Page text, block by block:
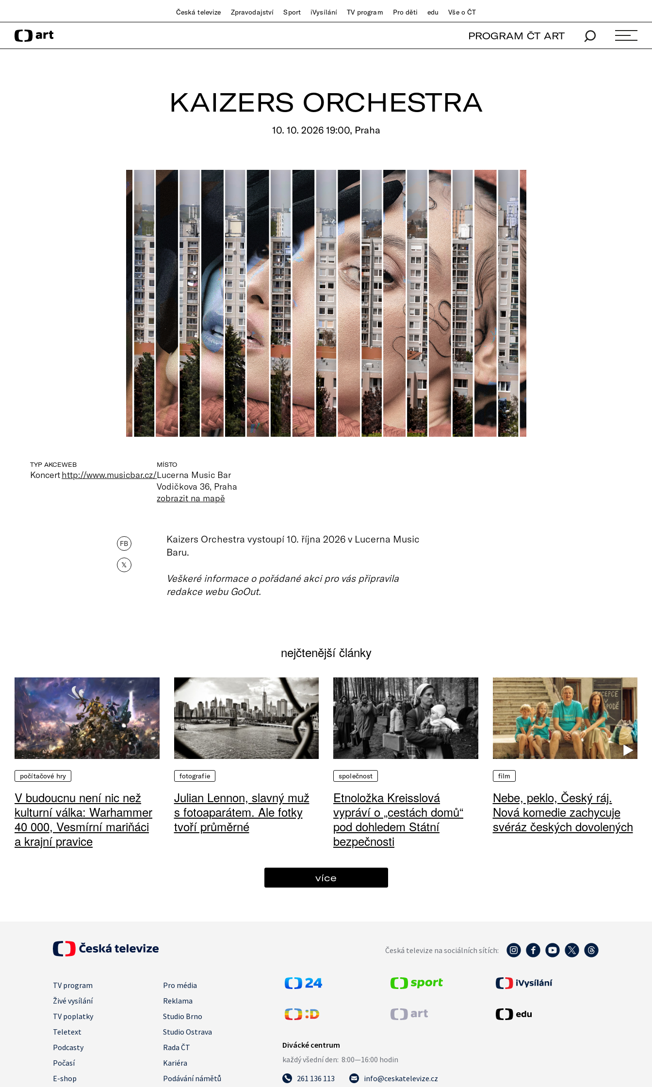
Česká televize Zpravodajství Sport iVysílání TV program Pro děti edu Vše o ČT
PROGRAM ČT ART
KAIZERS ORCHESTRA
10. 10. 2026 19:00, Praha
TYP AKCE
Koncert
WEB
http://www.musicbar.cz/
MÍSTO
Lucerna Music Bar
Vodičkova 36, Praha
zobrazit na mapě
FB
𝕏
Kaizers Orchestra vystoupí 10. října 2026 v Lucerna Music
Baru.
Veškeré informace o pořádané akci pro vás připravila
redakce webu GoOut.
nejčtenější články
počítačové hry
V budoucnu není nic než
kulturní válka: Warhammer
40 000, Vesmírní mariňáci
a krajní pravice
fotografie
Julian Lennon, slavný muž
s fotoaparátem. Ale fotky
tvoří průměrné
společnost
Etnoložka Kreisslová
vypráví o „cestách domů“
pod dohledem Státní
bezpečnosti
film
Nebe, peklo, Český ráj.
Nová komedie zachycuje
svéráz českých dovolených
více
Česká televize na sociálních sítích:
TV program
Pro média
Živé vysílání
Reklama
TV poplatky
Studio Brno
Teletext
Studio Ostrava
Podcasty
Rada ČT
Počasí
Kariéra
E-shop
Podávání námětů 261 136 113 info@ceskatelevize.cz